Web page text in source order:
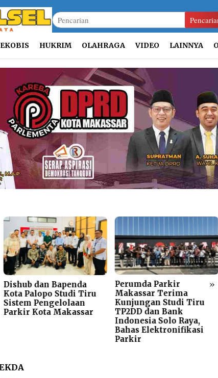
EKOBIS HUKRIM OLAHRAGA VIDEO LAINNYA
»
Dishub dan Bapenda
Kota Palopo Studi Tiru
Sistem Pengelolaan
Parkir Kota Makassar
Perumda Parkir
Makassar Terima
Kunjungan Studi Tiru
TP2DD dan Bank
Indonesia Solo Raya,
Bahas Elektronifikasi
Parkir